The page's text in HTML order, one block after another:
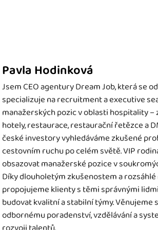
Pavla Hodinková
Jsem CEO agentury Dream Job, která se
specializuje na recruitment a executive
manažerských pozic v oblasti hospitality –
hotely, restaurace, restaurační řetězce a
české investory vyhledáváme zkušené
cestovním ruchu po celém světě. VIP
obsazovat manažerské pozice v
Díky dlouholetým zkušenostem a
propojujeme klienty s těmi správnými
budovat kvalitní a stabilní týmy. Věnujeme
odbornému poradenství, vzdělávání a